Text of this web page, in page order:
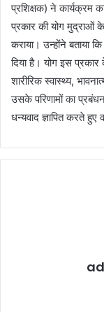
प्रशिक्षक) ने कार्यक्रम
प्रकार की योग मुद्राओं
कराया। उन्होंने बताया
दिया है। योग इस
शारीरिक स्वास्थ्य,
उसके परिणामों का
धन्यवाद ज्ञापित करते हुए